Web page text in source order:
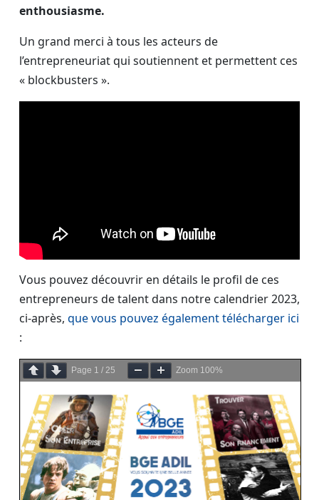
enthousiasme.
Un grand merci à tous les acteurs de
l’entrepreneuriat qui soutiennent et permettent ces
« blockbusters ».
Vous pouvez découvrir en détails le profil de ces
entrepreneurs de talent dans notre calendrier 2023,
ci-après, que vous pouvez également télécharger ici
:
Page 1 / 25 Zoom 100%